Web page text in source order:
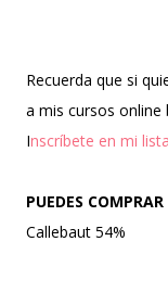
Recuerda que si
a mis cursos online
Inscríbete en mi
PUEDES
Callebaut 54%